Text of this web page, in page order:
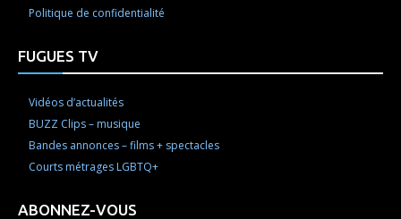
Politique de confidentialité
FUGUES TV
Vidéos d’actualités
BUZZ Clips – musique
Bandes annonces – films + spectacles
Courts métrages LGBTQ+
ABONNEZ-VOUS